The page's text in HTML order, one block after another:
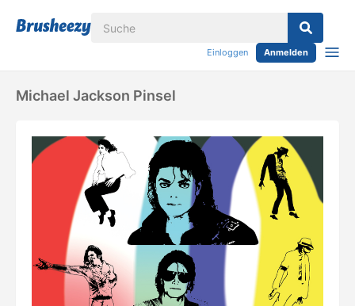
Einloggen Anmelden
Michael Jackson Pinsel